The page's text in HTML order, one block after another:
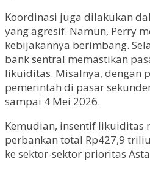
Koordinasi juga dilakukan
yang agresif. Namun, Perry
kebijakannya berimbang.
bank sentral memastikan
likuiditas. Misalnya, dengan
pemerintah di pasar
sampai 4 Mei 2026.
Kemudian, insentif likuiditas
perbankan total Rp427,9
ke sektor-sektor prioritas